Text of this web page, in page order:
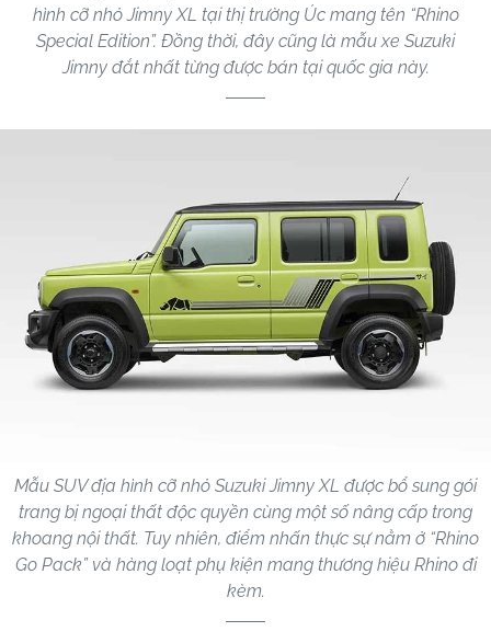
hình cỡ nhỏ Jimny XL tại thị trường Úc mang tên “Rhino
Special Edition”. Đồng thời, đây cũng là mẫu xe Suzuki
Jimny đắt nhất từng được bán tại quốc gia này.
Mẫu SUV địa hình cỡ nhỏ Suzuki Jimny XL được bổ sung gói
trang bị ngoại thất độc quyền cùng một số nâng cấp trong
khoang nội thất. Tuy nhiên, điểm nhấn thực sự nằm ở “Rhino
Go Pack” và hàng loạt phụ kiện mang thương hiệu Rhino đi
kèm.